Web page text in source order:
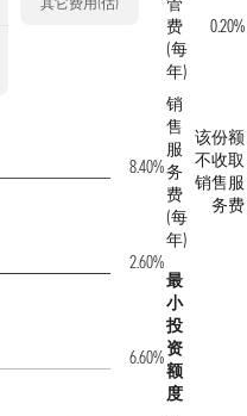
8.40%
2.60%
6.60%
费
(每
年)
0.20%
销
售
服
务
费
(每
年)
该份额
不收取
销售服
务费
最
小
投
资
额
度